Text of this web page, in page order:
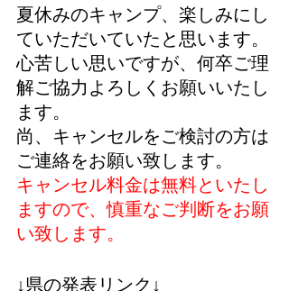
夏休みのキャンプ、楽しみにし
ていただいていたと思います。
心苦しい思いですが、何卒ご理
解ご協力よろしくお願いいたし
ます。
尚、キャンセルをご検討の方は
ご連絡をお願い致します。
キャンセル料金は無料といたし
ますので、慎重なご判断をお願
い致します。
↓県の発表リンク↓